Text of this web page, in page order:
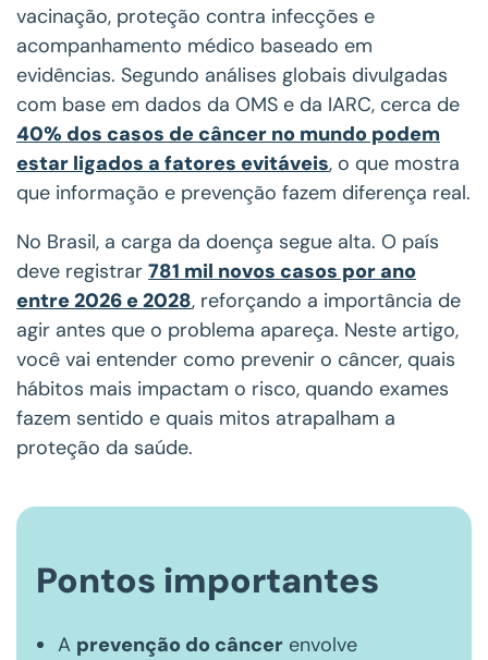
vacinação, proteção contra infecções e
acompanhamento médico baseado em
evidências. Segundo análises globais divulgadas
com base em dados da OMS e da IARC, cerca de
40% dos casos de câncer no mundo podem
estar ligados a fatores evitáveis, o que mostra
que informação e prevenção fazem diferença real.
No Brasil, a carga da doença segue alta. O país
deve registrar 781 mil novos casos por ano
entre 2026 e 2028, reforçando a importância de
agir antes que o problema apareça. Neste artigo,
você vai entender como prevenir o câncer, quais
hábitos mais impactam o risco, quando exames
fazem sentido e quais mitos atrapalham a
proteção da saúde.
Pontos importantes
A prevenção do câncer envolve